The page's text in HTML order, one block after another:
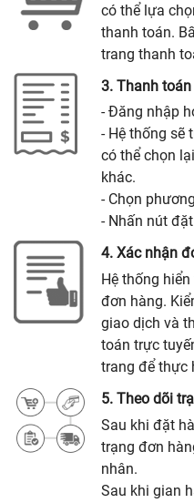
có thể lựa
thanh toán.
trang thanh
3. Thanh toán
- Đăng nhập
- Hệ thống sẽ
có thể chọn
khác.
- Chọn
- Nhấn nút
4. Xác nhận
Hệ thống
đơn hàng.
giao dịch và
toán trực
trang để thực
5. Theo dõi
Sau khi đặt
trạng đơn
nhân.
Sau khi gian